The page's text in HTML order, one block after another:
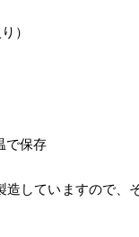
）
で保存
造していますので、